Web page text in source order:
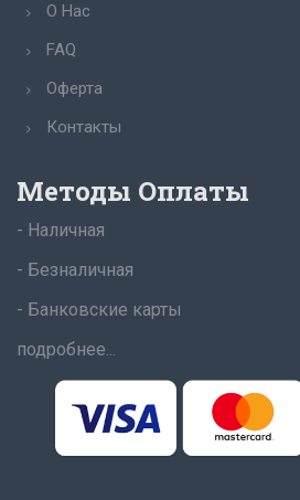
О Нас
FAQ
Оферта
Контакты
Методы Оплаты
- Наличная
- Безналичная
- Банковские карты
подробнее...